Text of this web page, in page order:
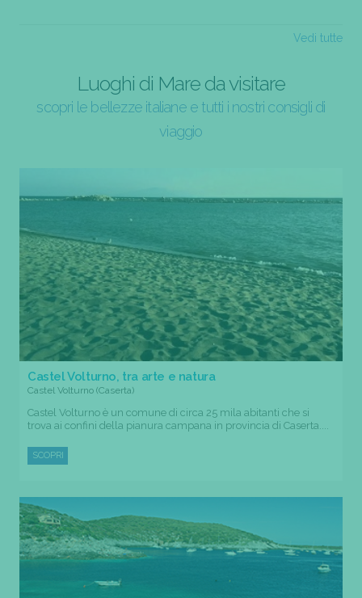
Vedi tutte
Luoghi di Mare da visitare
scopri le bellezze italiane e tutti i nostri consigli di
viaggio
Castel Volturno, tra arte e natura
Castel Volturno (Caserta)
Castel Volturno è un comune di circa 25 mila abitanti che si
trova ai confini della pianura campana in provincia di Caserta....
SCOPRI